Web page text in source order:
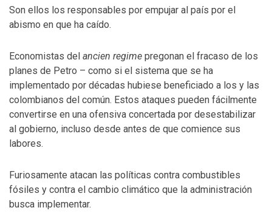
Son ellos los responsables por empujar al país por el
abismo en que ha caído.
Economistas del ancien regime pregonan el fracaso de los
planes de Petro – como si el sistema que se ha
implementado por décadas hubiese beneficiado a los y las
colombianos del común. Estos ataques pueden fácilmente
convertirse en una ofensiva concertada por desestabilizar
al gobierno, incluso desde antes de que comience sus
labores.
Furiosamente atacan las políticas contra combustibles
fósiles y contra el cambio climático que la administración
busca implementar.